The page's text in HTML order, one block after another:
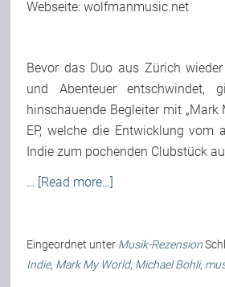
Webseite:wolfmanmusic.net
Bevor das Duo aus Zürich
und Abenteuer entschwindet,
hinschauende Begleiter mit „Mark
EP, welche die Entwicklung vom
Indie zum pochenden Clubstück
… [Read more…]
Eingeordnet unter Musik-Rezension
Indie, Mark My World, Michael Bohli,